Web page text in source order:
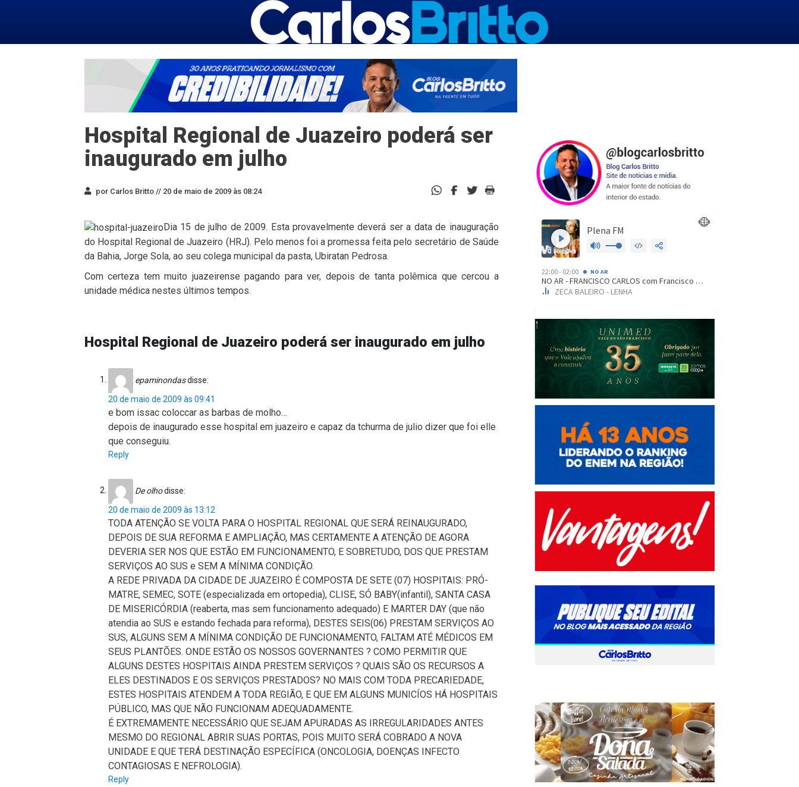
Hospital Regional de Juazeiro poderá ser
inaugurado em julho
por Carlos Britto // 20 de maio de 2009 às 08:24
Dia 15 de julho de 2009. Esta provavelmente deverá ser a data de inauguração
do Hospital Regional de Juazeiro (HRJ). Pelo menos foi a promessa feita pelo secretário de Saúde
da Bahia, Jorge Sola, ao seu colega municipal da pasta, Ubiratan Pedrosa.
Com certeza tem muito juazeirense pagando para ver, depois de tanta polêmica que cercou a
unidade médica nestes últimos tempos.
Hospital Regional de Juazeiro poderá ser inaugurado em julho
epaminondasdisse:
20 de maio de 2009 às 09:41
e bom issac coloccar as barbas de molho…
depois de inaugurado esse hospital em juazeiro e capaz da tchurma de julio dizer que foi elle
que conseguiu.
Reply
De olhodisse:
20 de maio de 2009 às 13:12
TODA ATENÇÃO SE VOLTA PARA O HOSPITAL REGIONAL QUE SERÁ REINAUGURADO,
DEPOIS DE SUA REFORMA E AMPLIAÇÃO, MAS CERTAMENTE A ATENÇÃO DE AGORA
DEVERIA SER NOS QUE ESTÃO EM FUNCIONAMENTO, E SOBRETUDO, DOS QUE PRESTAM
SERVIÇOS AO SUS e SEM A MÍNIMA CONDIÇÃO.
A REDE PRIVADA DA CIDADE DE JUAZEIRO É COMPOSTA DE SETE (07) HOSPITAIS: PRÓ-
MATRE, SEMEC, SOTE (especializada em ortopedia), CLISE, SÓ BABY(infantil), SANTA CASA
DE MISERICÓRDIA (reaberta, mas sem funcionamento adequado) E MARTER DAY (que não
atendia ao SUS e estando fechada para reforma), DESTES SEIS(06) PRESTAM SERVIÇOS AO
SUS, ALGUNS SEM A MÍNIMA CONDIÇÃO DE FUNCIONAMENTO, FALTAM ATÉ MÉDICOS EM
SEUS PLANTÕES. ONDE ESTÃO OS NOSSOS GOVERNANTES ? COMO PERMITIR QUE
ALGUNS DESTES HOSPITAIS AINDA PRESTEM SERVIÇOS ? QUAIS SÃO OS RECURSOS A
ELES DESTINADOS E OS SERVIÇOS PRESTADOS? NO MAIS COM TODA PRECARIEDADE,
ESTES HOSPITAIS ATENDEM A TODA REGIÃO, E QUE EM ALGUNS MUNICÍOS HÁ HOSPITAIS
PÚBLICO, MAS QUE NÃO FUNCIONAM ADEQUADAMENTE.
É EXTREMAMENTE NECESSÁRIO QUE SEJAM APURADAS AS IRREGULARIDADES ANTES
MESMO DO REGIONAL ABRIR SUAS PORTAS, POIS MUITO SERÁ COBRADO A NOVA
UNIDADE E QUE TERÁ DESTINAÇÃO ESPECÍFICA (ONCOLOGIA, DOENÇAS INFECTO
CONTAGIOSAS E NEFROLOGIA).
Reply